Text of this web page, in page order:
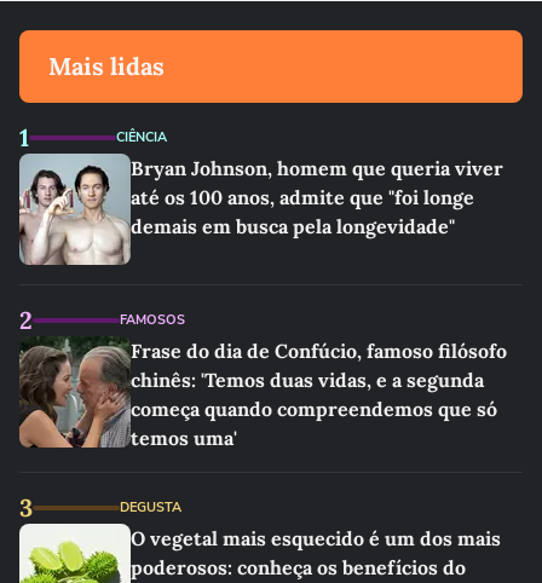
Mais lidas
1 CIÊNCIA
Bryan Johnson, homem que queria viver
até os 100 anos, admite que "foi longe
demais em busca pela longevidade"
2 FAMOSOS
Frase do dia de Confúcio, famoso filósofo
chinês: 'Temos duas vidas, e a segunda
começa quando compreendemos que só
temos uma'
3 DEGUSTA
O vegetal mais esquecido é um dos mais
poderosos: conheça os benefícios do